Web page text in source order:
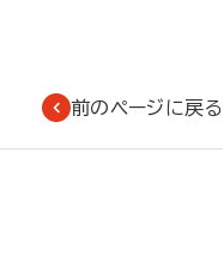
前のページに戻る